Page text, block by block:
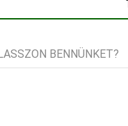
BENNÜNKET?